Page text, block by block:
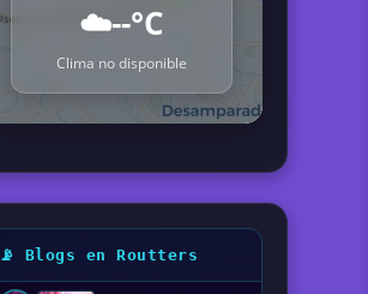
☁️--°C
Clima no disponible
📡 Blogs en Routters